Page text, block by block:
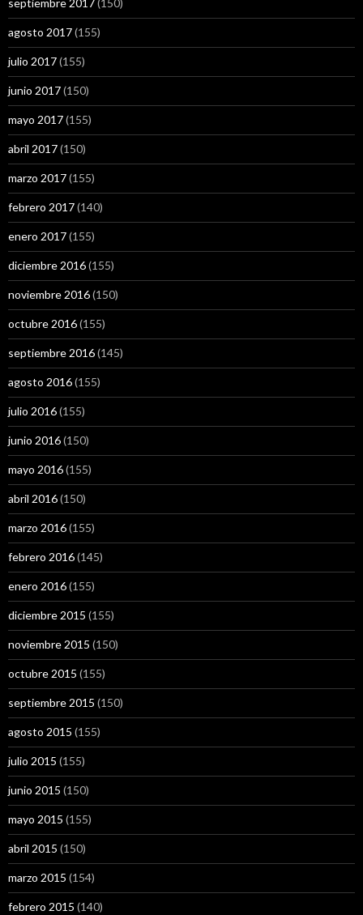
septiembre 2017(150)
agosto 2017(155)
julio 2017(155)
junio 2017(150)
mayo 2017(155)
abril 2017(150)
marzo 2017(155)
febrero 2017(140)
enero 2017(155)
diciembre 2016(155)
noviembre 2016(150)
octubre 2016(155)
septiembre 2016(145)
agosto 2016(155)
julio 2016(155)
junio 2016(150)
mayo 2016(155)
abril 2016(150)
marzo 2016(155)
febrero 2016(145)
enero 2016(155)
diciembre 2015 (155)
noviembre 2015 (150)
octubre 2015 (155)
septiembre 2015 (150)
agosto 2015 (155)
julio 2015 (155)
junio 2015 (150)
mayo 2015 (155)
abril 2015 (150)
marzo 2015 (154)
febrero 2015 (140)